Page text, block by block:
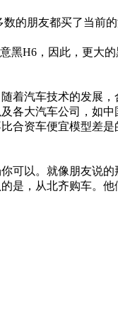
的朋友都买了当前
H6，因此，更大的
着汽车技术的发展
各大汽车公司，如
合资车便宜模型差
可以。就像朋友说
是，从北齐购车。